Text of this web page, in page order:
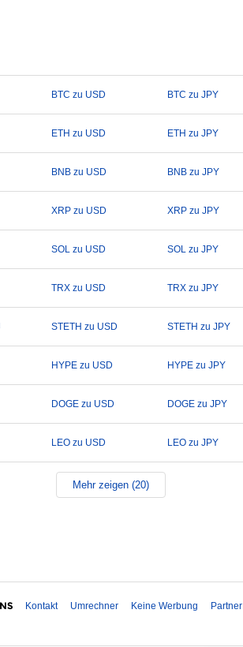
BTC zu USD BTC zu JPY
ETH zu USD ETH zu JPY
BNB zu USD BNB zu JPY
XRP zu USD XRP zu JPY
SOL zu USD SOL zu JPY
TRX zu USD TRX zu JPY
STETH zu USD STETH zu JPY
HYPE zu USD HYPE zu JPY
DOGE zu USD DOGE zu JPY
LEO zu USD LEO zu JPY
Mehr zeigen (20)
Kontakt Umrechner Keine Werbung Partner